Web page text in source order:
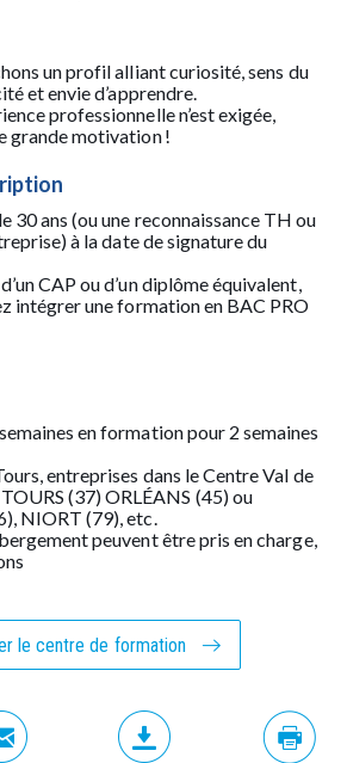
un profil alliant curiosité, sens du
et envie d’apprendre.
professionnelle n’est exigée,
grande motivation !
30 ans (ou une reconnaissance TH ou
à la date de signature du
CAP ou d’un diplôme équivalent,
intégrer une formation en BAC PRO
en formation pour 2 semaines
entreprises dans le Centre Val de
(37) ORLÉANS (45) ou
NIORT (79), etc.
peuvent être pris en charge,
le centre de formation